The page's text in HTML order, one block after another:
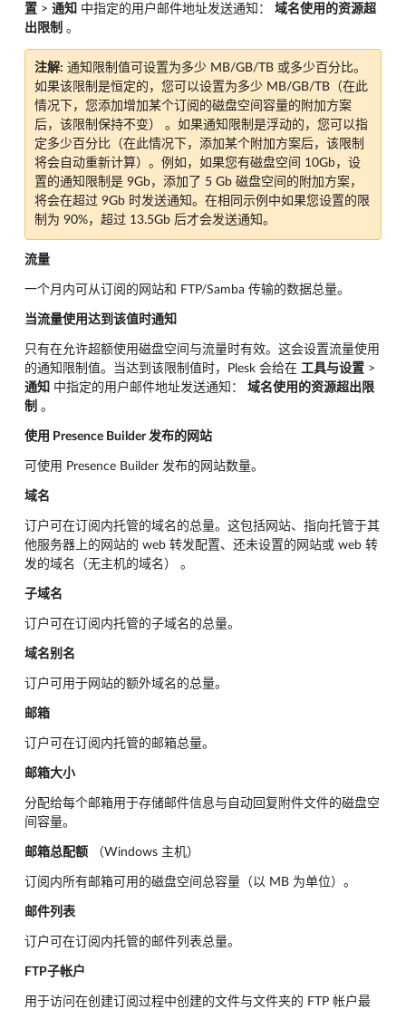
置 > 通知 中指定的用户邮件地址发送通知： 域名使用的资源超
出限制 。
注解: 通知限制值可设置为多少 MB/GB/TB 或多少百分比。
如果该限制是恒定的，您可以设置为多少 MB/GB/TB（在此
情况下，您添加增加某个订阅的磁盘空间容量的附加方案
后，该限制保持不变） 。如果通知限制是浮动的，您可以指
定多少百分比（在此情况下，添加某个附加方案后，该限制
将会自动重新计算）。例如，如果您有磁盘空间 10Gb，设
置的通知限制是 9Gb，添加了 5 Gb 磁盘空间的附加方案，
将会在超过 9Gb 时发送通知。在相同示例中如果您设置的限
制为 90%，超过 13.5Gb 后才会发送通知。
流量
一个月内可从订阅的网站和 FTP/Samba 传输的数据总量。
当流量使用达到该值时通知
只有在允许超额使用磁盘空间与流量时有效。这会设置流量使用
的通知限制值。当达到该限制值时，Plesk 会给在 工具与设置 >
通知 中指定的用户邮件地址发送通知： 域名使用的资源超出限
制 。
使用 Presence Builder 发布的网站
可使用 Presence Builder 发布的网站数量。
域名
订户可在订阅内托管的域名的总量。这包括网站、指向托管于其
他服务器上的网站的 web 转发配置、还未设置的网站或 web 转
发的域名（无主机的域名） 。
子域名
订户可在订阅内托管的子域名的总量。
域名别名
订户可用于网站的额外域名的总量。
邮箱
订户可在订阅内托管的邮箱总量。
邮箱大小
分配给每个邮箱用于存储邮件信息与自动回复附件文件的磁盘空
间容量。
邮箱总配额 （Windows 主机）
订阅内所有邮箱可用的磁盘空间总容量（以 MB 为单位）。
邮件列表
订户可在订阅内托管的邮件列表总量。
FTP子帐户
用于访问在创建订阅过程中创建的文件与文件夹的 FTP 帐户最